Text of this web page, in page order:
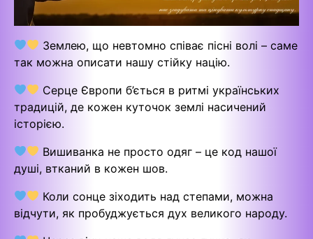
Землею, що невтомно співає пісні волі – саме
так можна описати нашу стійку націю.
Серце Європи б’ється в ритмі українських
традицій, де кожен куточок землі насичений
історією.
Вишиванка не просто одяг – це код нашої
душі, втканий в кожен шов.
Коли сонце зіходить над степами, можна
відчути, як пробуджується дух великого народу.